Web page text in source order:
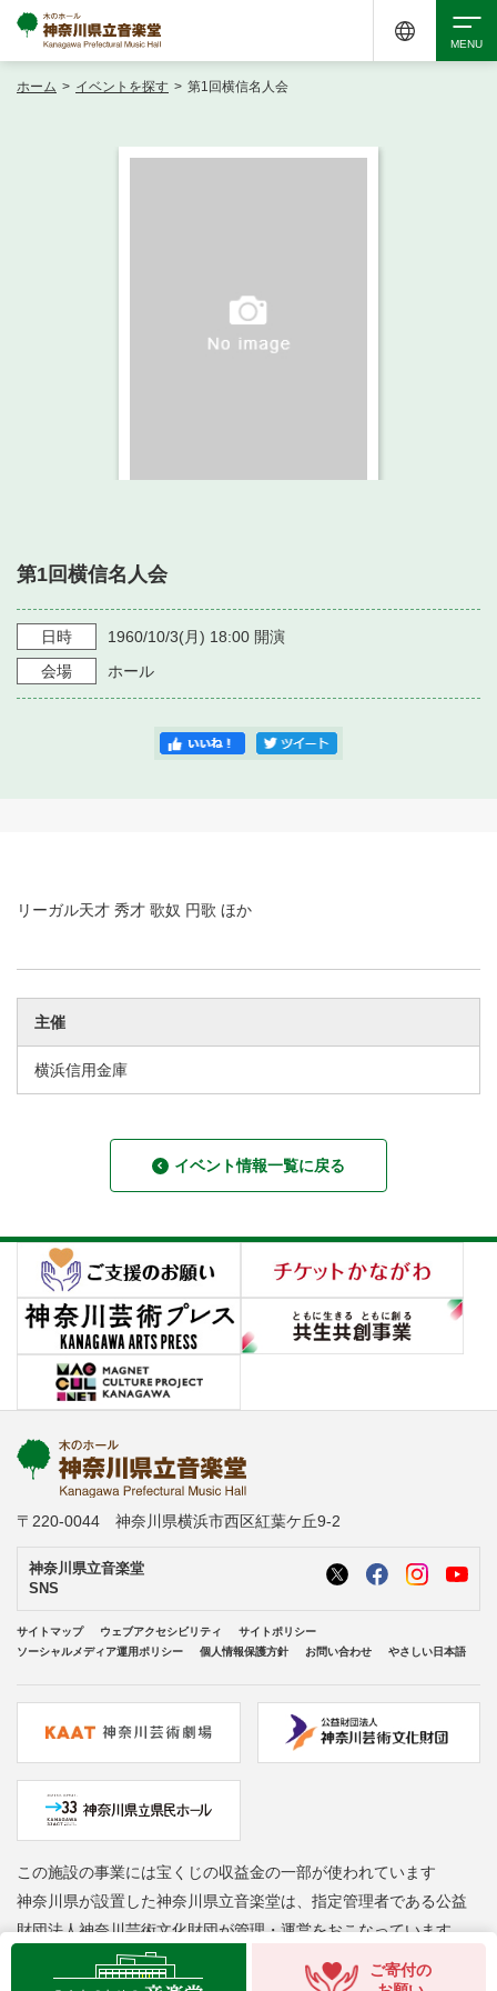
・ 空き状況
・ 抽選対象日
・ 利用料金
・ 音楽堂のご案内
・ フロアマップ
神奈川県立音楽堂
SNS
ホーム > イベントを探す > 第1回横信名人会
第1回横信名人会
日時 1960/10/3(月) 18:00 開演
会場
ホール
リーガル天才 秀才 歌奴 円歌 ほか
主催
横浜信用金庫
イベント情報一覧に戻る
ご寄付の
〒220-0044 神奈川県横浜市西区紅葉ケ丘9-2
神奈川県立音楽堂
SNS
サイトマップ ウェブアクセシビリティ
サイトポリシー
ソーシャルメディア運用ポリシー
個人情報保護方針 お問い合わせ やさしい日本語
この施設の事業には宝くじの収益金の一部が使われています
神奈川県が設置した神奈川県立音楽堂は、指定管理者である公益
財団法人神奈川芸術文化財団が管理・運営をおこなっています
Copyright © Kanagawa Arts Foundation. All rights reserved.